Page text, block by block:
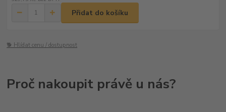
Přidat do košíku
🐕 Hlídat cenu / dostupnost